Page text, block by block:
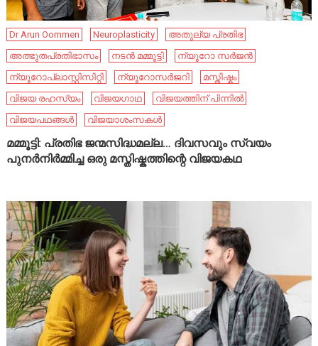
Dr Arun Oommen Neuroplasticity
അതുല്യ പ്രതിഭ
അത്ഭുതപ്രതിഭാസം
നടൻ മമ്മൂട്ടി
ന്യൂറോ സർജൻ
ന്യൂറോപ്ലാസ്റ്റിസിറ്റി
ന്യൂറോസർജറി
മസ്തിഷ്കം
വിജയ രഹസ്യം
വിജയഗാഥ
വിജയത്തിന് പിന്നിൽ
വിജയപഥങ്ങൾ
വിജയാശംസകൾ
മമ്മൂട്ടി: പ്രതിഭ ജന്മസിദ്ധമല്ല… ദിവസവും സ്വയം
പുനർനിർമ്മിച്ച ഒരു മസ്തിഷ്കത്തിന്റെ വിജയകഥ